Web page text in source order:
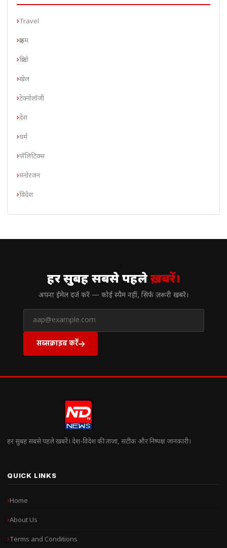
Travel
क्राइम
क्रिप्टो
खेल
टेक्नोलॉजी
देश
धर्म
पॉलिटिक्स
मनोरंजन
विदेश
हर सुबह सबसे पहलेख़बरें।
अपना ईमेल दर्ज करें — कोई स्पैम नहीं, सिर्फ ज़रूरी खबरें।
सब्सक्राइब करें
हर सुबह सबसे पहले खबरें। देश-विदेश की ताज़ा, सटीक और निष्पक्ष जानकारी।
QUICK LINKS
Home
About Us
Terms and Conditions